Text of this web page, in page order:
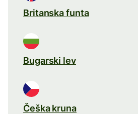
Britanska funta
Bugarski lev
Češka kruna